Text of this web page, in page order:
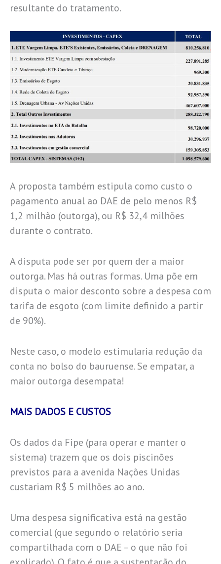
resultante do tratamento.
A proposta também estipula como custo o
pagamento anual ao DAE de pelo menos R$
1,2 milhão (outorga), ou R$ 32,4 milhões
durante o contrato.
A disputa pode ser por quem der a maior
outorga. Mas há outras formas. Uma põe em
disputa o maior desconto sobre a despesa com
tarifa de esgoto (com limite definido a partir
de 90%).
Neste caso, o modelo estimularia redução da
conta no bolso do bauruense. Se empatar, a
maior outorga desempata!
MAIS DADOS E CUSTOS
Os dados da Fipe (para operar e manter o
sistema) trazem que os dois piscinões
previstos para a avenida Nações Unidas
custariam R$ 5 milhões ao ano.
Uma despesa significativa está na gestão
comercial (que segundo o relatório seria
compartilhada com o DAE – o que não foi